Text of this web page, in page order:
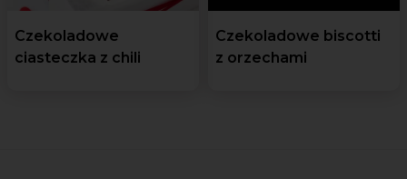
Czekoladowe
ciasteczka z chili
Czekoladowe biscotti
z orzechami